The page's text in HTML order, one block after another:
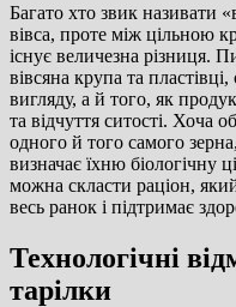
Багато хто звик називати
вівса, проте між цільною
існує величезна різниця.
вівсяна крупа та
вигляду, а й того, як
та відчуття ситості. Хоча
одного й того самого
визначає їхню біологічну
можна скласти раціон,
весь ранок і підтримає
Технологічні
тарілки